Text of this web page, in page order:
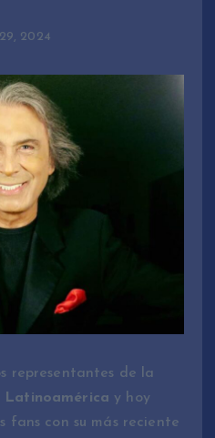
2024
representantes de la
Latinoamérica y hoy
fans con su más reciente